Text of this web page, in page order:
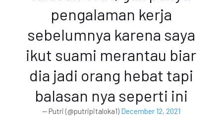
pengalaman kerja
sebelumnya karena saya
ikut suami merantau biar
dia jadi orang hebat tapi
balasan nya seperti ini
— Putri (@putripitaloka1) December 12, 2021